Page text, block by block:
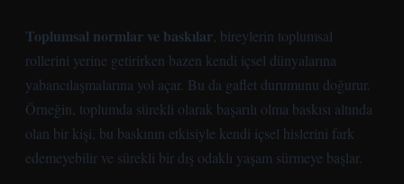
Toplumsal normlar ve baskılar , bireylerin toplumsal
rollerini yerine getirirken bazen kendi içsel dünyalarına
yabancılaşmalarına yol açar. Bu da gaflet durumunu doğurur.
Örneğin, toplumda sürekli olarak başarılı olma baskısı altında
olan bir kişi, bu baskının etkisiyle kendi içsel hislerini fark
edemeyebilir ve sürekli bir dış odaklı yaşam sürmeye başlar.